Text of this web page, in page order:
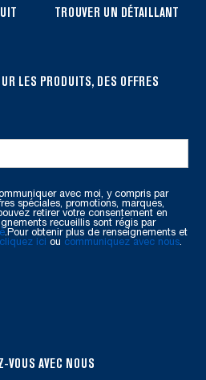
TROUVER UN DÉTAILLANT
LES PRODUITS, DES OFFRES
avec moi, y compris par
spéciales, promotions, marques,
retirer votre consentement en
recueillis sont régis par
.Pour obtenir plus de renseignements et
cliquez ici ou communiquez avec nous.
VOUS AVEC NOUS